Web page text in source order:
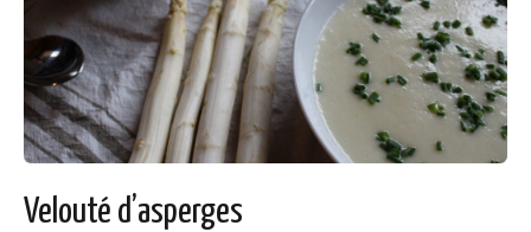
Velouté d’asperges